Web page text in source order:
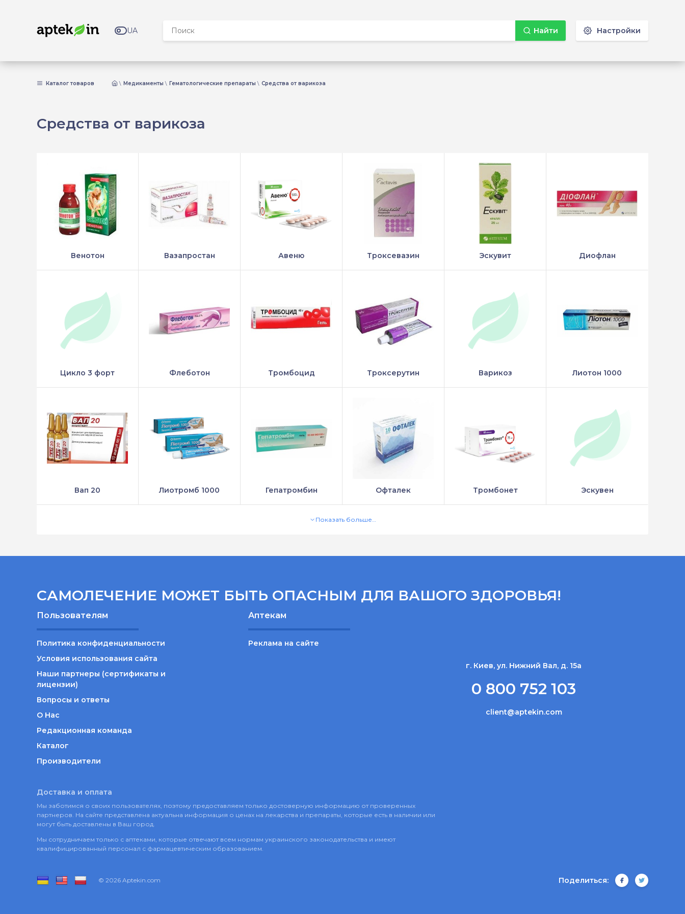
Каталог товаров Медикаменты Гематологические препараты Средства от варикоза
Средства от варикоза
Венотон Вазапростан Авеню Троксевазин Эскувит Диофлан
Цикло 3 форт Флеботон Тромбоцид Троксерутин Варикоз Лиотон 1000
Вап 20 Лиотромб 1000 Гепатромбин Офталек Тромбонет Эскувен
Показать больше…
UA Найти Настройки
САМОЛЕЧЕНИЕ МОЖЕТ БЫТЬ ОПАСНЫМ ДЛЯ ВАШОГО ЗДОРОВЬЯ!
Пользователям
Политика конфиденциальности
Условия использования сайта
Наши партнеры (сертификаты и
лицензии)
Вопросы и ответы
О Нас
Редакционная команда
Каталог
Производители
Аптекам
Реклама на сайте
г. Киев, ул. Нижний Вал, д. 15а
0 800 752 103
client@aptekin.com
Доставка и оплата
Мы заботимся о своих пользователях, поэтому предоставляем только достоверную информацию от проверенных
партнеров. На сайте представлена актуальна информация о ценах на лекарства и препараты, которые есть в наличии или
могут быть доставлены в Ваш город.
Мы сотрудничаем только с аптеками, которые отвечают всем нормам украинского законодательства и имеют
квалифицированный персонал с фармацевтическим образованием.
© 2026 Aptekin.com Поделиться: